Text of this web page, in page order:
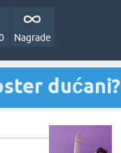
Nagrade
dućani?